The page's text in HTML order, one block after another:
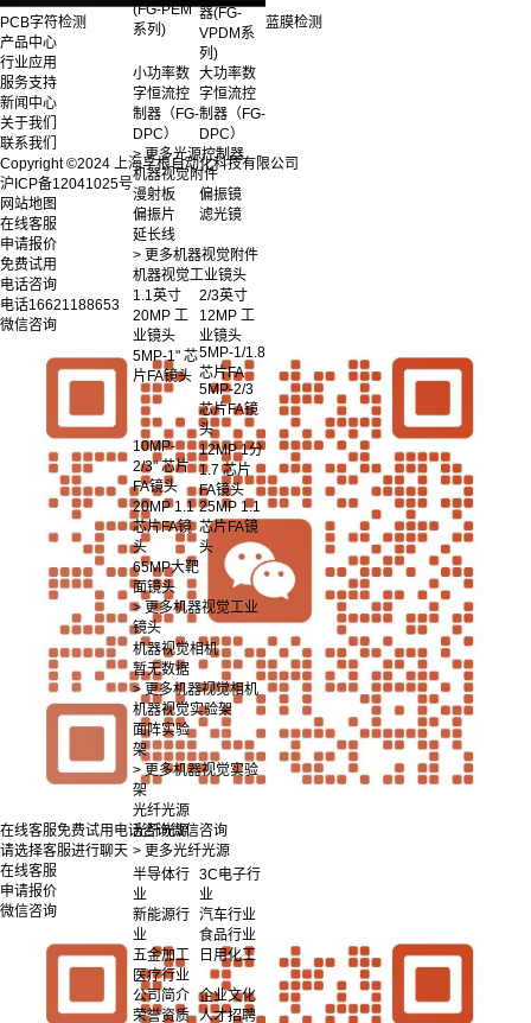
(FG-PEM
系列)
器(FG-
VPDM系
列)
小功率数
字恒流控
制器（FG-
DPC）
大功率数
字恒流控
制器（FG-
DPC）
> 更多光源控制器
机器视觉附件
漫射板
偏振镜
偏振片
滤光镜
延长线
> 更多机器视觉附件
机器视觉工业镜头
1.1英寸
20MP 工
业镜头
2/3英寸
12MP 工
业镜头
5MP-1" 芯
片FA镜头
5MP-1/1.8
芯片FA
5MP-2/3
芯片FA镜
头
10MP-
2/3" 芯片
FA镜头
12MP 1分
1.7 芯片
FA镜头
20MP 1.1
芯片FA镜
头
25MP 1.1
芯片FA镜
头
65MP大靶
面镜头
> 更多机器视觉工业
镜头
机器视觉相机
暂无数据
> 更多机器视觉相机
机器视觉实验架
面阵实验
架
> 更多机器视觉实验
架
光纤光源
光纤光源
> 更多光纤光源
半导体行
业
3C电子行
业
新能源行
业
汽车行业
食品行业
五金加工
日用化工
医疗行业
公司简介 企业文化
荣誉资质 人才招聘
PCB字符检测
蓝膜检测
产品中心
行业应用
服务支持
新闻中心
关于我们
联系我们
Copyright ©2024 上海孚根自动化科技有限公司
沪ICP备12041025号
网站地图
在线客服
申请报价
免费试用
电话咨询
电话16621188653
微信咨询
在线客服免费试用 电话咨询微信咨询
请选择客服进行聊天
在线客服
申请报价
微信咨询